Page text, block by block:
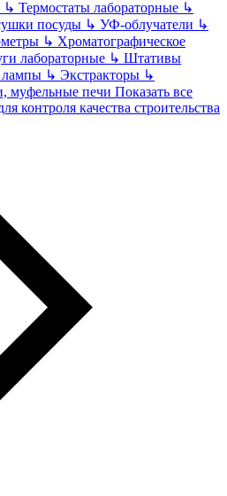
↳ Термостаты лабораторные ↳
посуды ↳ УФ-облучатели ↳
↳ Хроматографическое
лабораторные ↳ Штативы
↳ Экстракторы ↳
муфельные печи Показать все
контроля качества строительства